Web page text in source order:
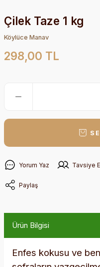
Çilek Taze 1 kg
Köylüce Manav
298,00 TL
Yorum Yaz Tavsiye
Paylaş
Ürün Bilgisi
Enfes kokusu ve